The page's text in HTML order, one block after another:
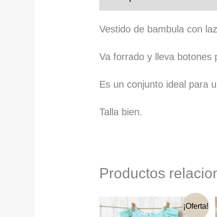
Vestido de bambula con
Va forrado y lleva botones
Es un conjunto ideal para
Talla bien.
Productos
¡Oferta!